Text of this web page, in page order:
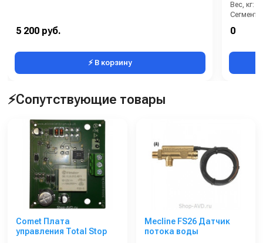
5 200 руб.
⚡ В корзину
Вес, кг:
Сегмент:
0
⚡Сопутствующие товары
Comet Плата
управления Total Stop
Mecline FS26 Датчик
потока воды